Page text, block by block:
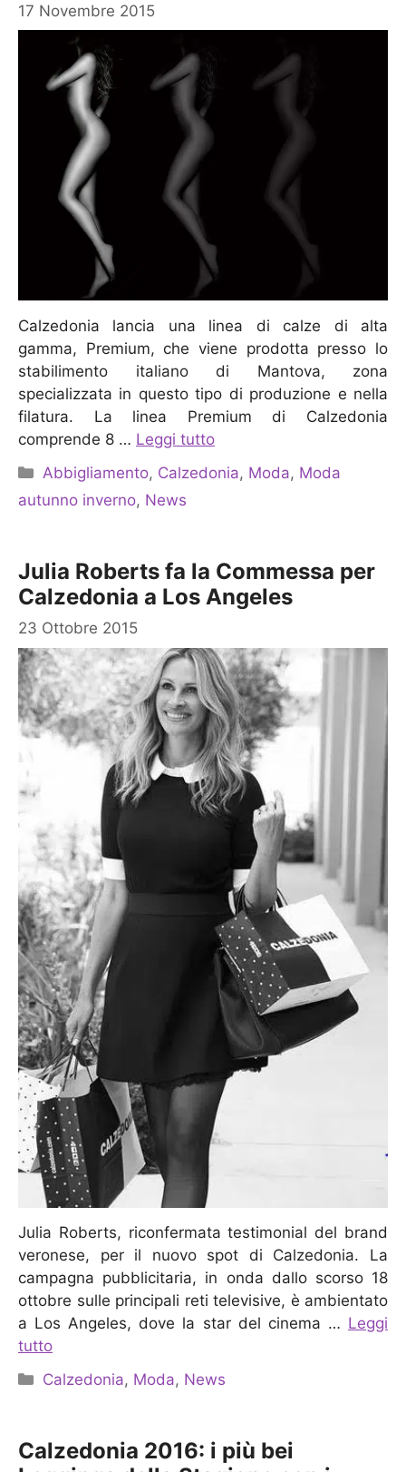
17 Novembre 2015
Calzedonia lancia una linea di calze di alta
gamma, Premium, che viene prodotta presso lo
stabilimento italiano di Mantova, zona
specializzata in questo tipo di produzione e nella
filatura. La linea Premium di Calzedonia
comprende 8 … Leggi tutto
Categorie
Abbigliamento, Calzedonia, Moda, Moda
autunno inverno, News
Julia Roberts fa la Commessa per
Calzedonia a Los Angeles
23 Ottobre 2015
Julia Roberts, riconfermata testimonial del brand
veronese, per il nuovo spot di Calzedonia. La
campagna pubblicitaria, in onda dallo scorso 18
ottobre sulle principali reti televisive, è ambientato
a Los Angeles, dove la star del cinema … Leggi
tutto
Categorie
Calzedonia, Moda, News
Calzedonia 2016: i più bei